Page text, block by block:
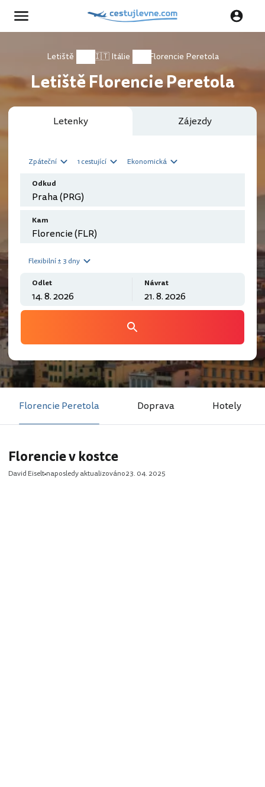
Letiště 🇮🇹 Itálie Florencie Peretola
Letiště Florencie Peretola
Letenky Zájezdy
Zpáteční 1 cestující Ekonomická
Odkud
Kam
Flexibilní ± 3 dny
Odlet Návrat
Florencie Peretola Doprava Hotely
Florencie v kostce
David Eiselt naposledy aktualizováno23. 04. 2025